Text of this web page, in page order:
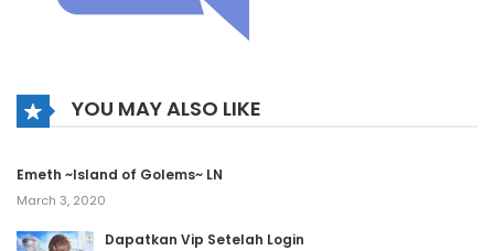
YOU MAY ALSO LIKE
Emeth ~Island of Golems~ LN
March 3, 2020
Dapatkan Vip Setelah Login